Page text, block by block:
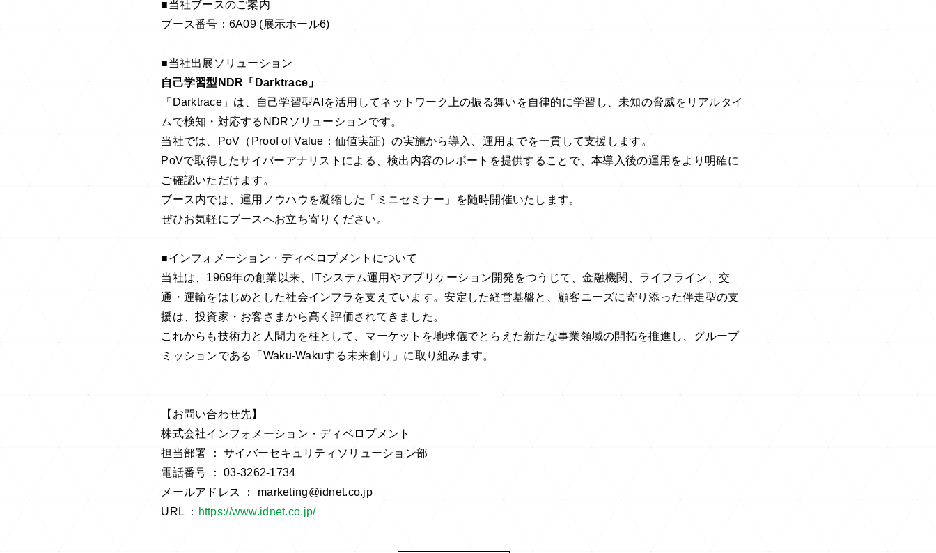
■当社ブースのご案内
ブース番号：6A09 (展示ホール6)
■当社出展ソリューション
自己学習型NDR「Darktrace」
「Darktrace」は、自己学習型AIを活用してネットワーク上の振る舞いを自律的に学習し、未知の脅威をリアルタイ
ムで検知・対応するNDRソリューションです。
当社では、PoV（Proof of Value：価値実証）の実施から導入、運用までを一貫して支援します。
PoVで取得したサイバーアナリストによる、検出内容のレポートを提供することで、本導入後の運用をより明確に
ご確認いただけます。
ブース内では、運用ノウハウを凝縮した「ミニセミナー」を随時開催いたします。
ぜひお気軽にブースへお立ち寄りください。
■インフォメーション・ディベロプメントについて
当社は、1969年の創業以来、ITシステム運用やアプリケーション開発をつうじて、金融機関、ライフライン、交
通・運輸をはじめとした社会インフラを支えています。安定した経営基盤と、顧客ニーズに寄り添った伴走型の支
援は、投資家・お客さまから高く評価されてきました。
これからも技術力と人間力を柱として、マーケットを地球儀でとらえた新たな事業領域の開拓を推進し、グループ
ミッションである「Waku-Wakuする未来創り」に取り組みます。
【お問い合わせ先】
株式会社インフォメーション・ディベロプメント
担当部署 ： サイバーセキュリティソリューション部
電話番号 ： 03-3262-1734
メールアドレス ： marketing@idnet.co.jp
URL ： https://www.idnet.co.jp/